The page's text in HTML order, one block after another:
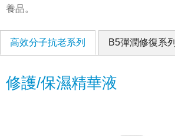
養品。
高效分子抗老系列 B5彈潤修復系列
修護/保濕精華液